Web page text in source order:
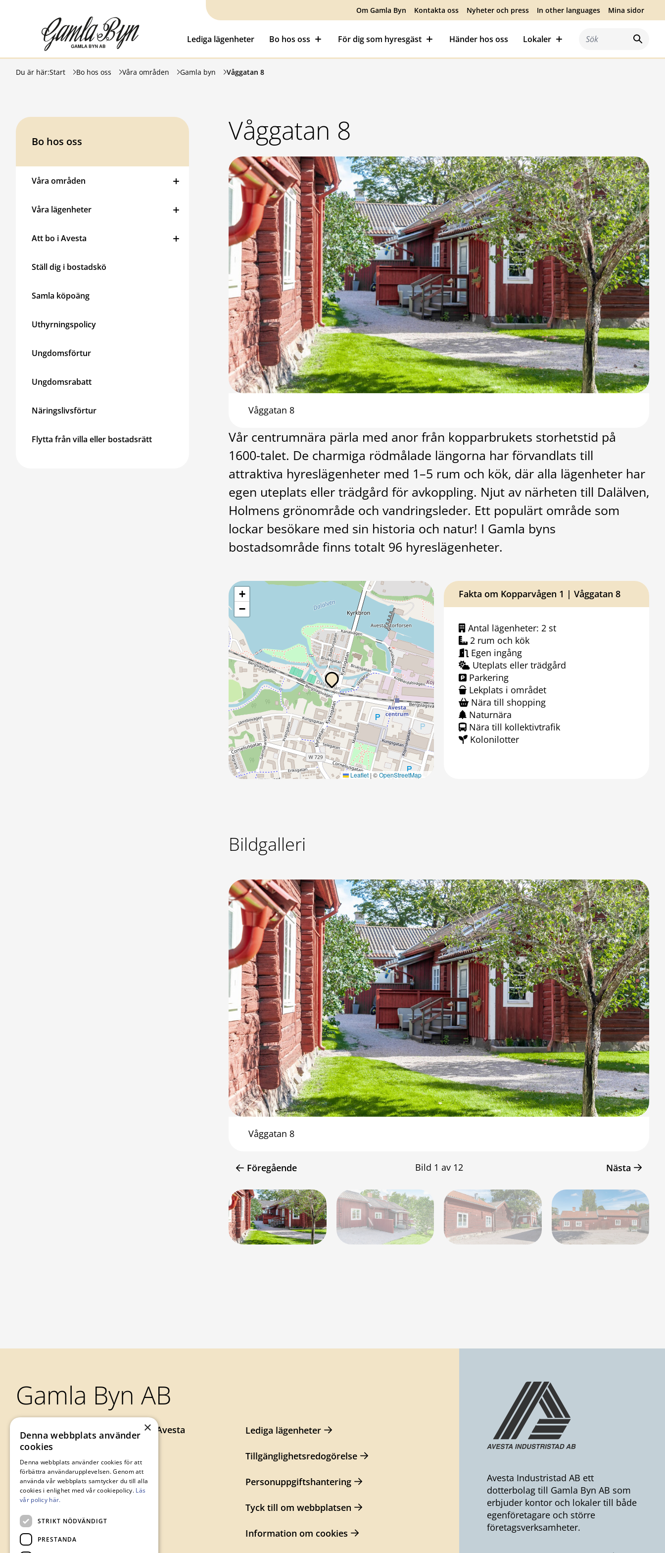
Hoppa till innehåll
Om Gamla Byn Kontakta oss Nyheter och press In other languages Mina sidor
Gamla Byn AB
Lediga lägenheter
Bo hos oss För dig som hyresgäst Händer hos oss Lokaler Sök efter:
Du är här:Start Bo hos oss Våra områden Gamla byn Våggatan 8
Bo hos oss
Våra områden
Våra lägenheter
Att bo i Avesta
Ställ dig i bostadskö
Samla köpoäng
Uthyrningspolicy
Ungdomsförtur
Ungdomsrabatt
Näringslivsförtur
Flytta från villa eller bostadsrätt
Våggatan 8
Våggatan 8
Vår centrumnära pärla med anor från kopparbrukets storhetstid på
1600-talet. De charmiga rödmålade längorna har förvandlats till
attraktiva hyreslägenheter med 1–5 rum och kök, där alla lägenheter har
egen uteplats eller trädgård för avkoppling. Njut av närheten till Dalälven,
Holmens grönområde och vandringsleder. Ett populärt område som
lockar besökare med sin historia och natur! I Gamla byns
bostadsområde finns totalt 96 hyreslägenheter.
+
−
Leaflet | ©OpenStreetMap
Fakta om Kopparvågen 1 | Våggatan 8
Antal lägenheter: 2 st
2 rum och kök
Egen ingång
Uteplats eller trädgård
Parkering
Lekplats i området
Nära till shopping
Naturnära
Nära till kollektivtrafik
Kolonilotter
Bildgalleri
Våggatan 8
Föregående Bild 1 av 12 Nästa
Gamla Byn AB
Axel Johnsons väg 73, 774 34 Avesta
0226-64 57 00
Lediga lägenheter
Tillgänglighetsredogörelse
Personuppgiftshantering
Tyck till om webbplatsen
Information om cookies
Avesta Industristad AB ett
dotterbolag till Gamla Byn AB som
erbjuder kontor och lokaler till både
egenföretagare och större
företagsverksamheter.
×
Denna webbplats använder
cookies
Denna webbplats använder cookies för att
förbättra användarupplevelsen. Genom att
använda vår webbplats samtycker du till alla
cookies i enlighet med vår cookiepolicy. Läs
vår policy här.
STRIKT NÖDVÄNDIGT
PRESTANDA